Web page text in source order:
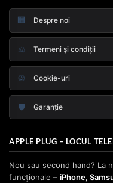
🏢 Despre noi
⚖️ Termeni și condiții
🍪 Cookie-uri
🛡️ Garanție
APPLE PLUG – LOCUL
Nou sau second hand? La
funcționale – iPhone,